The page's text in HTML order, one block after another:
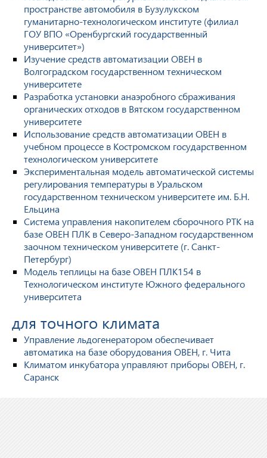
пространстве автомобиля в Бузулукском
гуманитарно-технологическом институте (филиал
ГОУ ВПО «Оренбургский государственный
университет»)
Изучение средств автоматизации ОВЕН в
Волгоградском государственном техническом
университете
Разработка установки анаэробного сбраживания
органических отходов в Вятском государственном
университете
Использование средств автоматизации ОВЕН в
учебном процессе в Костромском государственном
технологическом университете
Экспериментальная модель автоматической системы
регулирования температуры в Уральском
государственном техническом университете им. Б.Н.
Ельцина
Система управления накопителем сборочного РТК на
базе ОВЕН ПЛК в Северо-Западном государственном
заочном техническом университете (г. Санкт-
Петербург)
Модель теплицы на базе ОВЕН ПЛК154 в
Технологическом институте Южного федерального
университета
для точного климата
Управление льдогенератором обеспечивает
автоматика на базе оборудования ОВЕН, г. Чита
Климатом инкубатора управляют приборы ОВЕН, г.
Саранск